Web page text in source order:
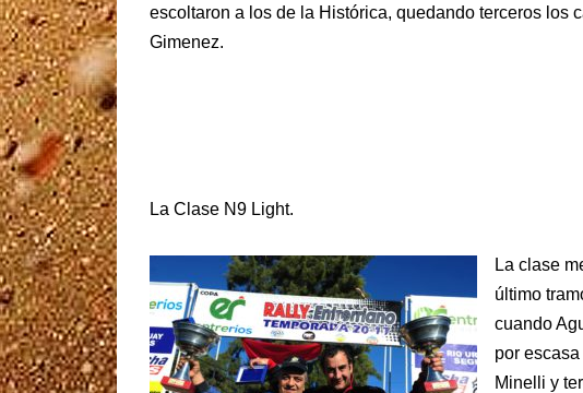
escoltaron a los de la Histórica, quedando terceros los
Gimenez.
La Clase N9 Light.
La clase
último
cuando
por
Minelli y